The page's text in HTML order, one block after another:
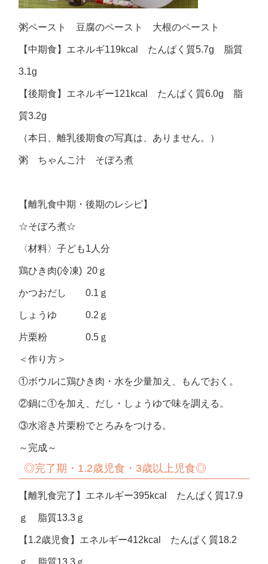
粥ペースト 豆腐のペースト 大根のペースト
【中期食】エネルギ119kcal たんぱく質5.7g 脂質
3.1g
【後期食】エネルギー121kcal たんぱく質6.0g 脂
質3.2g
（本日、離乳後期食の写真は、ありません。）
粥 ちゃんこ汁 そぼろ煮
【離乳食中期・後期のレシピ】
☆そぼろ煮☆
〈材料〉子ども1人分
鶏ひき肉(冷凍) 20ｇ
かつおだし 0.1ｇ
しょうゆ 0.2ｇ
片栗粉 0.5ｇ
＜作り方＞
①ボウルに鶏ひき肉・水を少量加え、もんでおく。
②鍋に①を加え、だし・しょうゆで味を調える。
③水溶き片栗粉でとろみをつける。
～完成～
◎完了期・1.2歳児食・3歳以上児食◎
【離乳食完了】エネルギー395kcal たんぱく質17.9
ｇ 脂質13.3ｇ
【1.2歳児食】エネルギー412kcal たんぱく質18.2
ｇ 脂質13.3ｇ